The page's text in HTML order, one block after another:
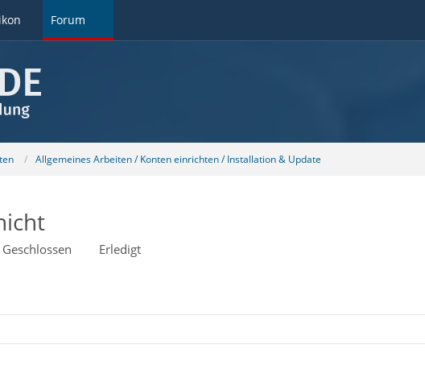
Forum
Allgemeines Arbeiten / Konten einrichten / Installation & Update
Geschlossen Erledigt